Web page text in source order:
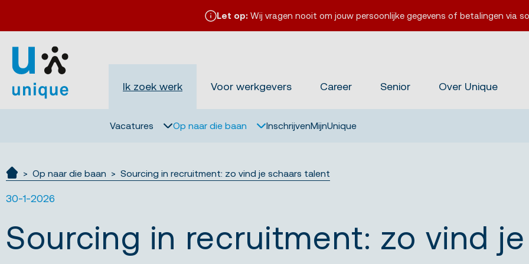
Let op: Wij vragen nooit om jouw persoonlijke gegevens of betalingen via
Ik zoek werk Voor werkgevers Career Senior Over Unique
Vacatures Op naar die baan InschrijvenMijnUnique
Op naar die baan Sourcing in recruitment: zo vind je schaars talent
30-1-2026
Sourcing in recruitment: zo vind